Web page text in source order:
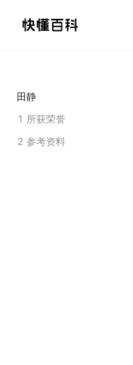
田静
1 所获荣誉
2 参考资料